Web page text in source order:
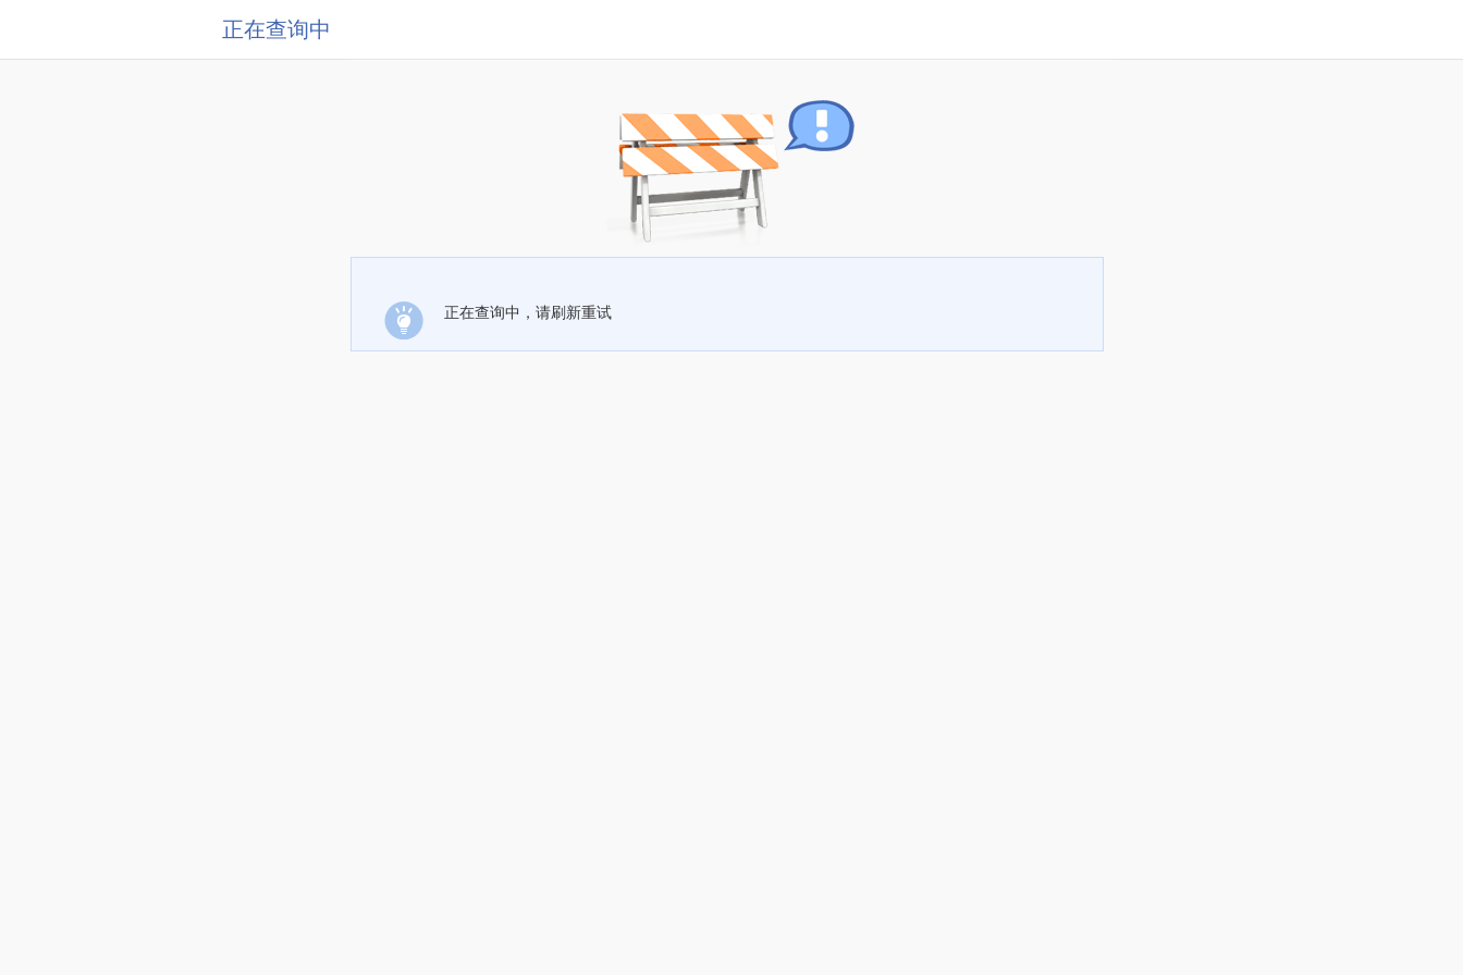
正在查询中
正在查询中，请刷新重试